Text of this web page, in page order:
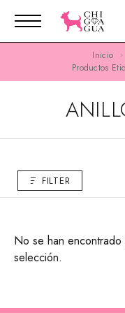
Inicio
Productos
FILTER
No se han
selección.